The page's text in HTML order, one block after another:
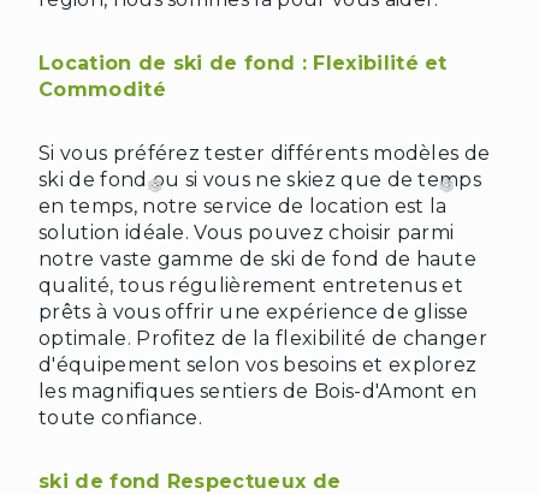
Location de ski de fond : Flexibilité et
Commodité
Si vous préférez tester différents modèles de
ski de fond ou si vous ne skiez que de temps
en temps, notre service de location est la
solution idéale. Vous pouvez choisir parmi
notre vaste gamme de ski de fond de haute
qualité, tous régulièrement entretenus et
prêts à vous offrir une expérience de glisse
optimale. Profitez de la flexibilité de changer
d'équipement selon vos besoins et explorez
les magnifiques sentiers de Bois-d'Amont en
toute confiance.
ski de fond Respectueux de
❄